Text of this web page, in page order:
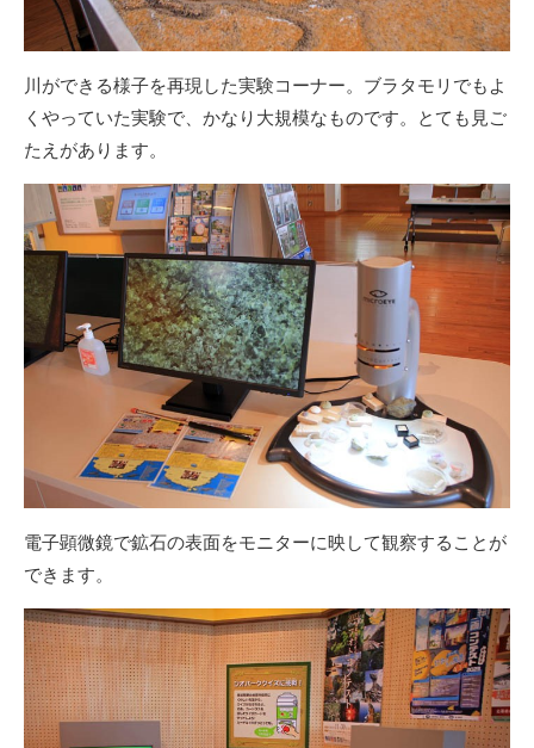
川ができる様子を再現した実験コーナー。ブラタモリでもよ
くやっていた実験で、かなり大規模なものです。とても見ご
たえがあります。
電子顕微鏡で鉱石の表面をモニターに映して観察することが
できます。